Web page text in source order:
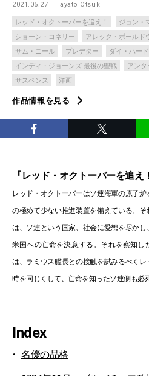
2021.05.27 Hayato Otsuki
レッド・オクトーバーを追え！
ジョン・
ショーン・コネリー
アレック・ボールド
サム・ニール
プレデター
ダイ・ハード
インディ・ジョーンズ 最後の聖戦
アン
サスペンス
洋画
作品情報を見る
『レッド・オクトーバーを追え
レッド・オクトーバーはソ連海軍の原子
の極めて少ない推進装置を備えている。
は、ソ連という国家、社会に愛想を尽か
米国への亡命を決意する。それを察知し
は、ラミウス艦長との接触を試みるべくレ
時を同じくして、亡命を知ったソ連側も必
Index
名優の品格